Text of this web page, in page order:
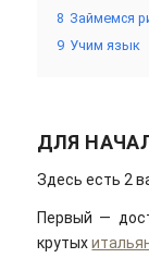
8 Займемся
9 Учим язык
ДЛЯ
Здесь есть 2
Первый —
крутых